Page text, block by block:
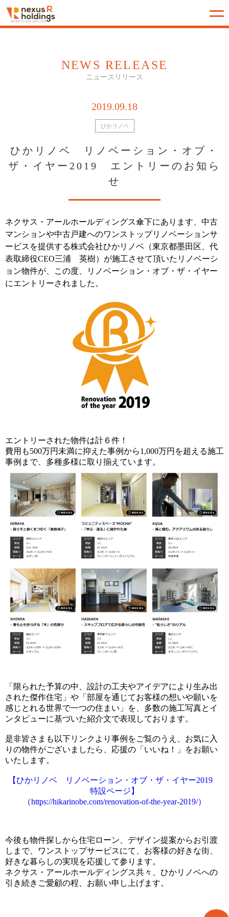
NEWS RELEASE
ニュースリリース
2019.09.18
ひかリノベ
ひかリノベ リノベーション・オブ・
ザ・イヤー2019 エントリーのお知ら
せ
ネクサス・アールホールディングス傘下にあります、中古
マンションや中古戸建へのワンストップリノベーションサ
ービスを提供する株式会社ひかリノベ（東京都墨田区、代
表取締役CEO三浦 英樹）が施工させて頂いたリノベーシ
ョン物件が、この度、リノベーション・オブ・ザ・イヤー
にエントリーされました。
エントリーされた物件は計６件！
費用も500万円未満に抑えた事例から1,000万円を超える施工
事例まで、多種多様に取り揃えています。
「限られた予算の中、設計の工夫やアイデアにより生み出
された傑作住宅」や「部屋を通じてお客様の想いや願いを
感じとれる世界で一つの住まい」を、多数の施工写真とイ
ンタビューに基づいた紹介文で表現しております。
是非皆さまも以下リンクより事例をご覧のうえ、お気に入
りの物件がございましたら、応援の「いいね！」をお願い
いたします。
【ひかリノベ リノベーション・オブ・ザ・イヤー2019
特設ページ】
（https://hikarinobe.com/renovation-of-the-year-2019/）
今後も物件探しから住宅ローン、デザイン提案からお引渡
しまで、ワンストップサービスにて、お客様の好きな街、
好きな暮らしの実現を応援して参ります。
ネクサス・アールホールディングス共々、ひかリノベへの
引き続きご愛顧の程、お願い申し上げます。